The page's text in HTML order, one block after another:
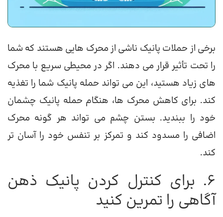
برخی از حملات پانیک ناشی از محرک هایی هستند که شما
را تحت تأثیر قرار می دهند. اگر در محیطی سریع با محرک
های زیاد هستید، این می تواند حمله پانیک شما را تغذیه
کند. برای کاهش محرک ها، هنگام حمله پانیک چشمان
خود را ببندید. بستن چشم می تواند هر گونه محرک
اضافی را مسدود کند و تمرکز بر تنفس خود را آسان تر
کند.
6. برای کنترل کردن پانیک ذهن
آگاهی را تمرین کنید